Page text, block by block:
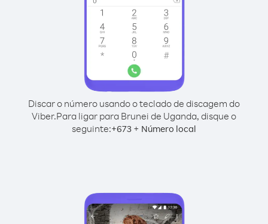
Discar o número usando o teclado de discagem do
Viber.Para ligar para Brunei de Uganda, disque o
seguinte:+673 + Número local